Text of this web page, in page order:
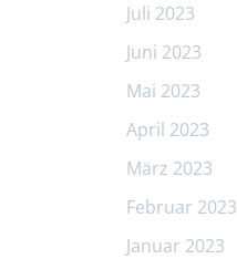
Juli 2023
Juni 2023
Mai 2023
April 2023
März 2023
Februar 2023
Januar 2023